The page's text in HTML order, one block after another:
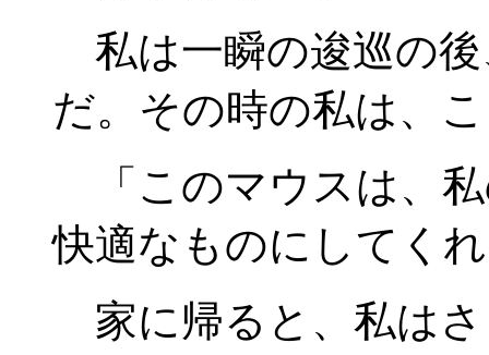
私は一瞬の逡巡の
だ。その時の私は、
「このマウスは、私
快適なものにしてく
家に帰ると、私は